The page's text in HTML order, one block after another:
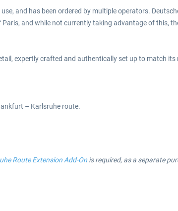
and has been ordered by multiple operators.
and while not currently taking advantage of this,
expertly crafted and authentically set up to match
– Karlsruhe route.
Route Extension Add-On is required, as a separate